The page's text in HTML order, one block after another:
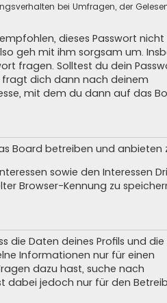
bei Umfragen, der
dieses Passwort
geh mit ihm sorgsam um.
fragen. Solltest du dein
fragt dich dann nach deinem
mit dem du dann auf das
Board betreiben und anbieten
sowie den Interessen
Browser-Kennung zu
die Daten deines Profils und
Informationen nur für einen
dazu hast, suche nach
dabei jedoch nur für den